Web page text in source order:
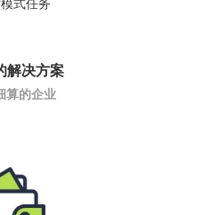
式任务
解决方案
算的企业